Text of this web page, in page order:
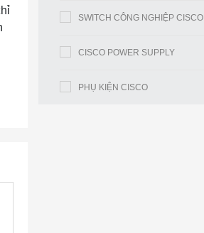
SWITCH CÔNG NGHIỆP CISCO
CISCO POWER SUPPLY
PHỤ KIỆN CISCO